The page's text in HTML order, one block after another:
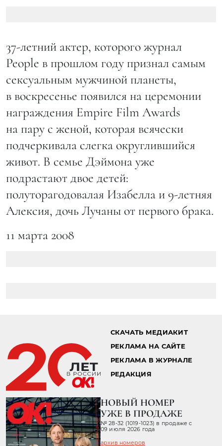
37-летний актер, которого журнал
People в прошлом году признал самым
сексуальным мужчиной планеты,
в воскресенье появился на церемонии
награждения Empire Film Awards
на пару с женой, которая всячески
подчеркивала слегка округлившийся
живот. В семье Дэймона уже
подрастают двое детей:
полуторагодовалая Изабелла и 9-летняя
Алексия, дочь Лучаны от первого брака.
11 марта 2008
СКАЧАТЬ МЕДИАКИТ
РЕКЛАМА НА САЙТЕ
РЕКЛАМА В ЖУРНАЛЕ
РЕДАКЦИЯ
НОВЫЙ НОМЕР
УЖЕ В ПРОДАЖЕ
№ 28-32 (1019-1023) в продаже с
09 июля 2026 года
архив номеров